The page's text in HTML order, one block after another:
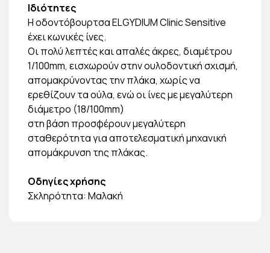
Ιδιότητες
Η οδοντόβουρτσα ELGYDIUM Clinic Sensitive
έχει κωνικές ίνες.
Οι πολύ λεπτές και απαλές άκρες, διαμέτρου
1/100mm, εισχωρούν στην ουλοδοντική σχισμή,
απομακρύνοντας την πλάκα, χωρίς να
ερεθίζουν τα ούλα, ενώ οι ίνες με μεγαλύτερη
διάμετρο (18/100mm)
στη βάση προσφέρουν μεγαλύτερη
σταθερότητα για αποτελεσματική μηχανική
απομάκρυνση της πλάκας.
Οδηγίες χρήσης
Σκληρότητα: Μαλακή